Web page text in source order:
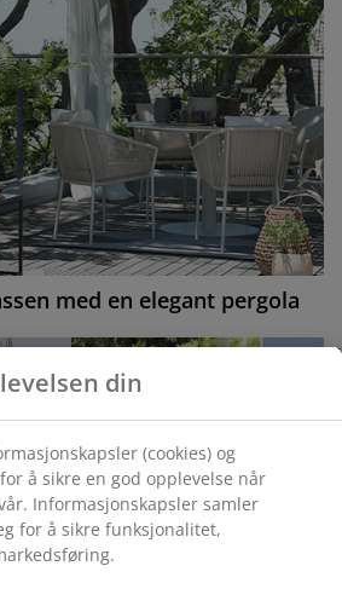
med en elegant pergola
din
(cookies) og
å sikre en god opplevelse når
Informasjonskapsler samler
for å sikre funksjonalitet,